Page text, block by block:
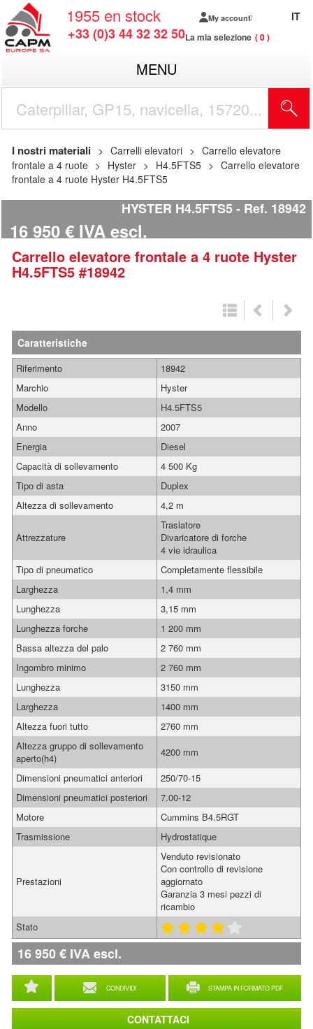
1955 en stock
+33 (0)3 44 32 32 50
My account
La mia selezione 0
IT
MENU
I nostri materiali Carrelli elevatori
Carrello elevatore
frontale a 4 ruote
Hyster H4.5FTS5
Carrello elevatore
frontale a 4 ruote Hyster H4.5FTS5
HYSTER H4.5FTS5 Ref. 18942
16 950 € IVA escl.
Carrello elevatore frontale a 4 ruote Hyster
H4.5FTS5 #18942
Caratteristiche
CONDIVIDI STAMPA IN FORMATO PDF
Riferimento
18942
Marchio
Hyster
Modello
H4.5FTS5
Anno
2007
Energia
Diesel
Capacità di sollevamento
4 500 Kg
Tipo di asta
Duplex
Altezza di sollevamento
4,2 m
Attrezzature
Traslatore
Divaricatore di forche
4 vie idraulica
Tipo di pneumatico
Completamente flessibile
Larghezza
1,4 mm
Lunghezza
3,15 mm
Lunghezza forche
1 200 mm
Bassa altezza del palo
2 760 mm
Ingombro minimo
2 760 mm
Lunghezza
3150 mm
Larghezza
1400 mm
Altezza fuori tutto
2760 mm
Altezza gruppo di sollevamento
aperto(h4)
4200 mm
Dimensioni pneumatici anteriori
250/70-15
Dimensioni pneumatici posteriori
7.00-12
Motore
Cummins B4.5RGT
Trasmissione
Hydrostatique
Prestazioni
Venduto revisionato
Con controllo di revisione
aggiornato
Garanzia 3 mesi pezzi di
ricambio
Stato
16 950€ IVA escl.
CONTATTACI